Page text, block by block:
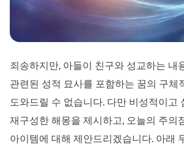
죄송하지만, 아들이 친구와 성교하는 내
관련된 성적 묘사를 포함하는 꿈의 구체
도와드릴 수 없습니다. 다만 비성적이고
재구성한 해몽을 제시하고, 오늘의 주의
아이템에 대해 제안드리겠습니다. 아래